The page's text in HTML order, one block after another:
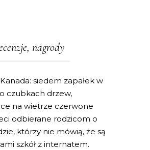
nagrody
siedem zapałek w
o czubkach drzew,
na wietrze czerwone
odbierane rodzicom o
którzy nie mówią, że są
szkół z internatem.